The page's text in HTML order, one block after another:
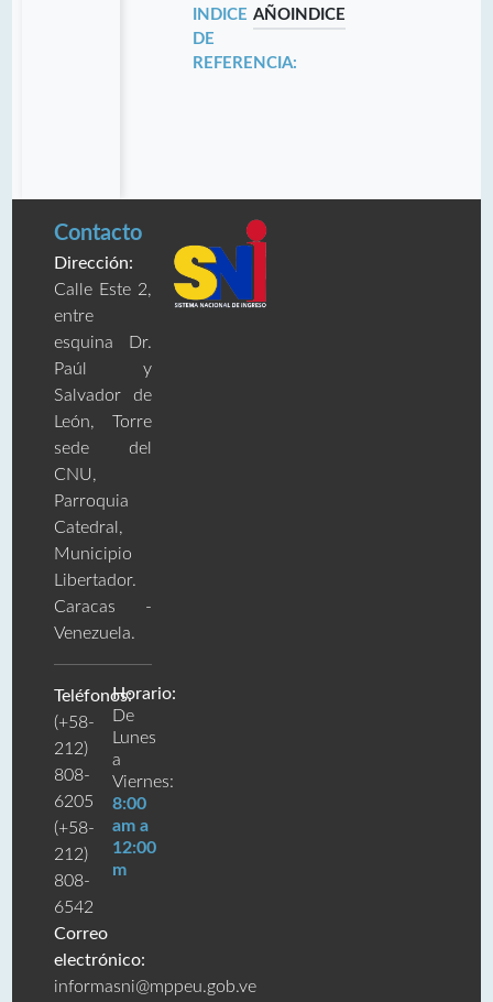
INDICE
DE
REFERENCIA:
AÑO INDICE
Contacto
Dirección:
Calle Este 2,
entre
esquina Dr.
Paúl y
Salvador de
León, Torre
sede del
CNU,
Parroquia
Catedral,
Municipio
Libertador.
Caracas -
Venezuela.
Teléfonos:
(+58-
212)
808-
6205
(+58-
212)
808-
6542
Correo
electrónico:
informasni@mppeu.gob.ve
Horario:
De
Lunes
a
Viernes:
8:00
am a
12:00
m